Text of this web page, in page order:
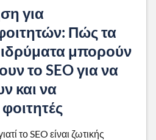
για
Πώς τα
ιδρύματα μπορούν
το SEO για να
και να
το SEO είναι ζωτικής